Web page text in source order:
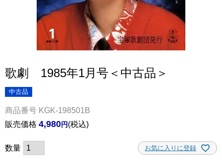
歌劇 1985年1月号＜中古品＞
中古品
商品番号 KGK-198501B
販売価格 4,980 税込
お気に入りに登録